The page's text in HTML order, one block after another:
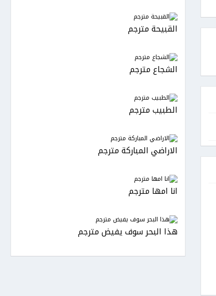
القبيحة مترجم
الشجاع مترجم
الطبيب مترجم
الاراضي المباركة مترجم
انا امها مترجم
هذا البحر سوف يفيض مترجم